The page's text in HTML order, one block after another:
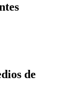
de